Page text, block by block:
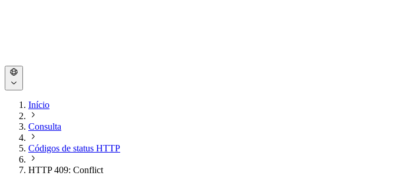
Início
Consulta
Códigos de status HTTP
HTTP 409: Conflict